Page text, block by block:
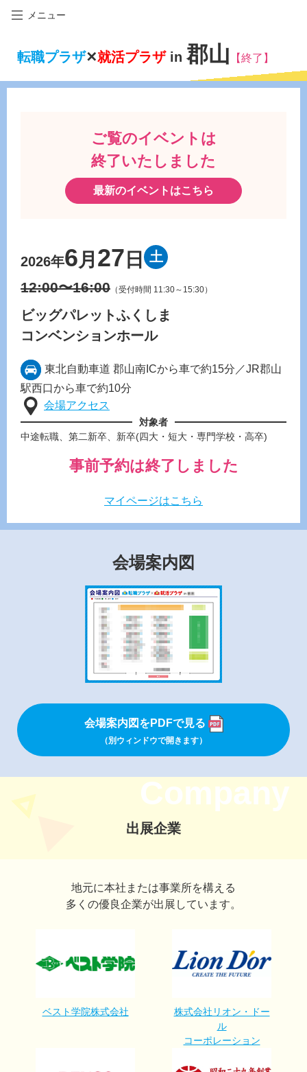
メニュー
転職プラザ✕就活プラザin 郡山 【終了】
ご覧のイベントは
終了いたしました
最新のイベントはこちら
2026年6月 27 日 土
12:00〜16:00 （受付時間 11:30～15:30）
ビッグパレットふくしま
コンベンションホール
東北自動車道 郡山南ICから車で約15分／JR郡山
駅西口から車で約10分
会場アクセス
対象者
中途転職、第二新卒、新卒(四大・短大・専門学校・高卒)
事前予約は終了しました
マイページはこちら
会場案内図
会場案内図をPDFで見る
（別ウィンドウで開きます）
Company
出展企業
地元に本社または事業所を構える
多くの優良企業が出展しています。
ベスト学院株式会社
株式会社リオン・ドー
ル
コーポレーション